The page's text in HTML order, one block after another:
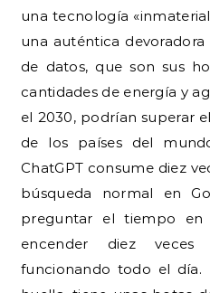
una tecnología
una auténtica
de datos, que son sus
cantidades de energía y
el 2030, podrían superar
de los países del
ChatGPT consume diez
búsqueda normal en
preguntar el tiempo en
encender diez
funcionando todo el